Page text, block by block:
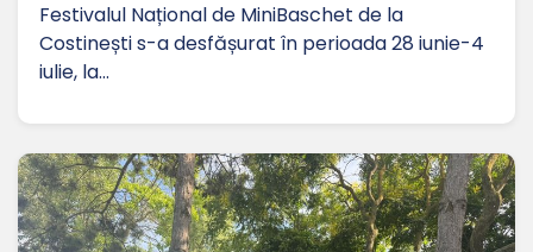
Festivalul Național de MiniBaschet de la
Costinești s-a desfășurat în perioada 28 iunie-4
iulie, la…